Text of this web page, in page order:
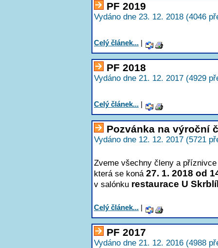
PF 2019
Vydáno dne 23. 12. 2018 (4046
Celý článek... |
PF 2018
Vydáno dne 21. 12. 2017 (4929
Celý článek... |
Pozvánka na výroční
Vydáno dne 12. 12. 2017 (5721
Zveme všechny členy a
která se koná 27. 1. 2018 od
v salónku restaurace U
Celý článek... |
PF 2017
Vydáno dne 21. 12. 2016 (4988